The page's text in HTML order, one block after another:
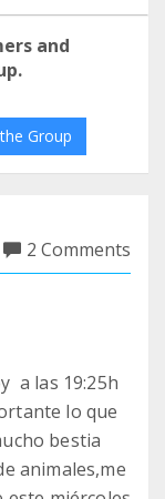
and
Group
2 Comments
a las 19:25h
lo que
bestia
animales,me